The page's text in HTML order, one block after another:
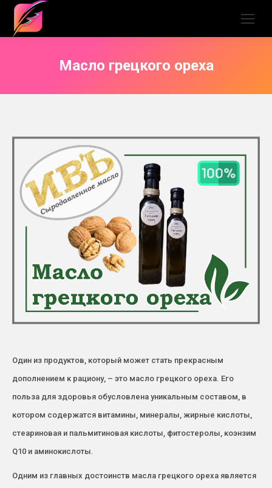
Масло грецкого ореха
Один из продуктов, который может стать прекрасным
дополнением к рациону, – это масло грецкого ореха. Его
польза для здоровья обусловлена уникальным составом, в
котором содержатся витамины, минералы, жирные кислоты,
стеариновая и пальмитиновая кислоты, фитостеролы, коэнзим
Q10 и аминокислоты.
Одним из главных достоинств масла грецкого ореха является